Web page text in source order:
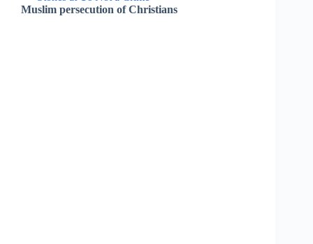
Muslim persecution of Christians